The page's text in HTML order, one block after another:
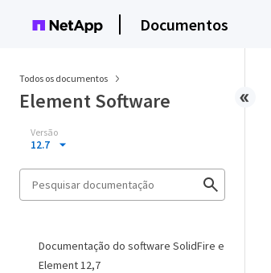
Documentos
Todos os documentos
Element Software
Versão
12.7
Documentação do software SolidFire e
Element 12,7